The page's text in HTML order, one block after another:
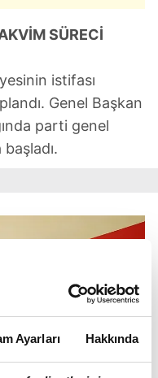
Ayarları Hakkında
SÜRECİ
istifası
Genel Başkan
parti genel